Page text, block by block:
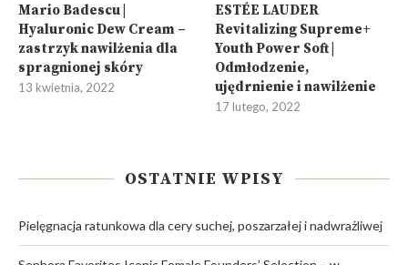
Mario Badescu |
Hyaluronic Dew Cream –
zastrzyk nawilżenia dla
spragnionej skóry
13 kwietnia, 2022
ESTÉE LAUDER
Revitalizing Supreme+
Youth Power Soft |
Odmłodzenie,
ujędrnienie i nawilżenie
17 lutego, 2022
OSTATNIE WPISY
Pielęgnacja ratunkowa dla cery suchej, poszarzałej i nadwrażliwej